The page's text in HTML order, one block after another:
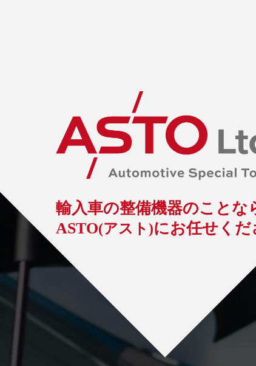
輸入車の整備機器のことな
ASTO(アスト)にお任せ く